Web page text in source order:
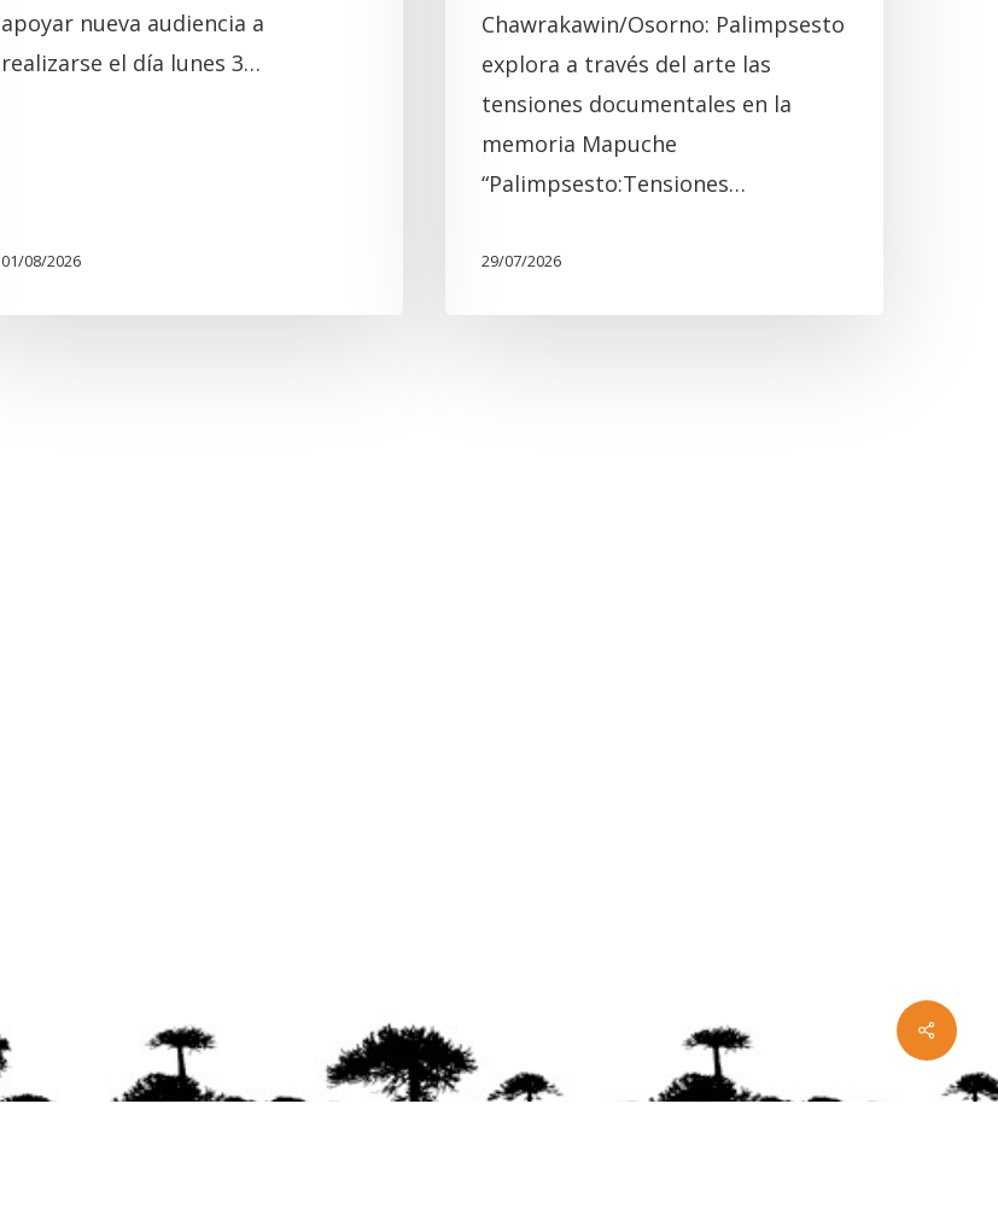
apoyar nueva audiencia a
realizarse el día lunes 3…
01/08/2026
Chawrakawin/Osorno: Palimpsesto
explora a través del arte las
tensiones documentales en la
memoria Mapuche
“Palimpsesto:Tensiones…
29/07/2026
Share